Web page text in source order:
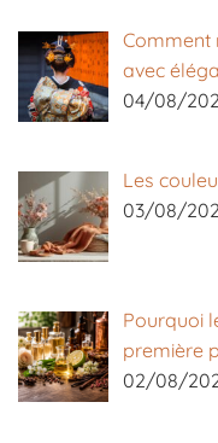
Comment
avec
04/08/
Les
03/08/
Pourquoi
première
02/08/